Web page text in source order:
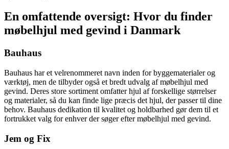
En omfattende oversigt: Hvor du finder
møbelhjul med gevind i Danmark
Bauhaus
Bauhaus har et velrenommeret navn inden for byggematerialer og
værktøj, men de tilbyder også et bredt udvalg af møbelhjul med
gevind. Deres store sortiment omfatter hjul af forskellige størrelser
og materialer, så du kan finde lige præcis det hjul, der passer til dine
behov. Bauhaus dedikation til kvalitet og holdbarhed gør dem til et
fortrukket valg for enhver der søger efter møbelhjul med gevind.
Jem og Fix